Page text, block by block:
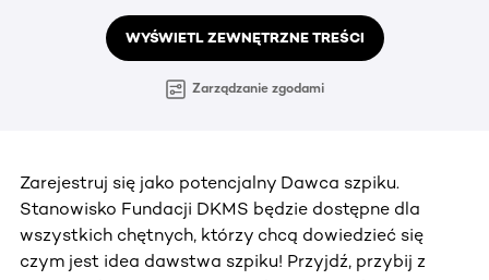
WYŚWIETL ZEWNĘTRZNE TREŚCI
Zarządzanie zgodami
Zarejestruj się jako potencjalny Dawca szpiku.
Stanowisko Fundacji DKMS będzie dostępne dla
wszystkich chętnych, którzy chcą dowiedzieć się
czym jest idea dawstwa szpiku! Przyjdź, przybij z